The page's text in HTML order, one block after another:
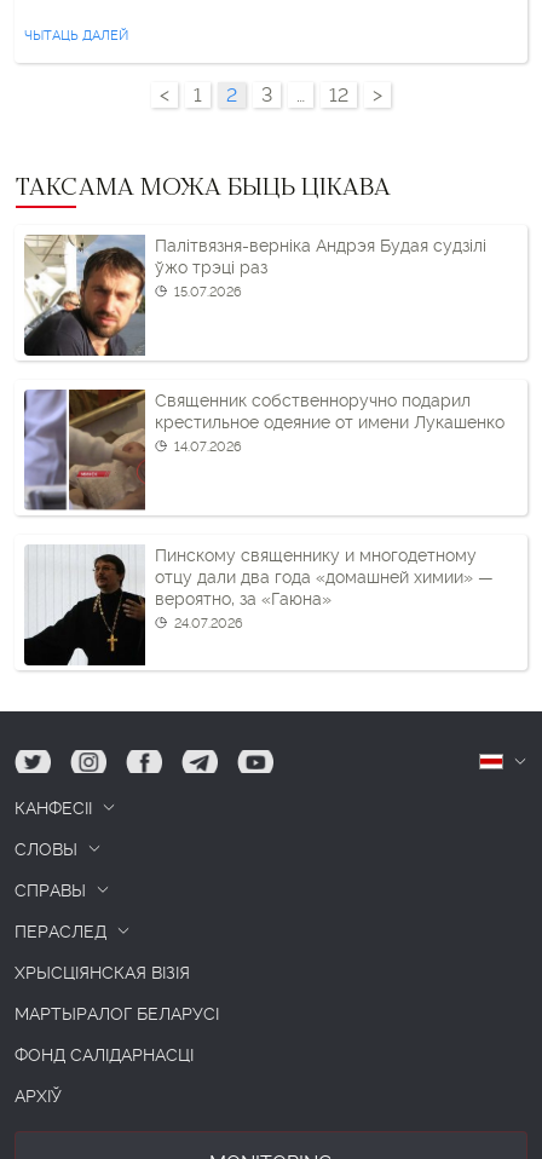
«Никто не пытается начать диалог, хотя православная
церковь, католическая церковь, протестанты, иудеи и
мусульмане постоянно к этому побуждают, — отметил
Кондрусевич. — О […]
ЧЫТАЦЬ ДАЛЕЙ
< 1 2 3 … 12 >
ТАКСАМА МОЖА БЫЦЬ ЦІКАВА
Палітвязня-верніка Андрэя Будая судзілі
ўжо трэці раз
15.07.2026
Священник собственноручно подарил
крестильное одеяние от имени Лукашенко
14.07.2026
Пинскому священнику и многодетному
отцу дали два года «домашней химии» —
вероятно, за «Гаюна»
24.07.2026
tw ig fb tg yt
КАНФЕСІІ
СЛОВЫ
СПРАВЫ
ПЕРАСЛЕД
ХРЫСЦІЯНСКАЯ ВІЗІЯ
МАРТЫРАЛОГ БЕЛАРУСІ
ФОНД САЛІДАРНАСЦІ
АРХІЎ